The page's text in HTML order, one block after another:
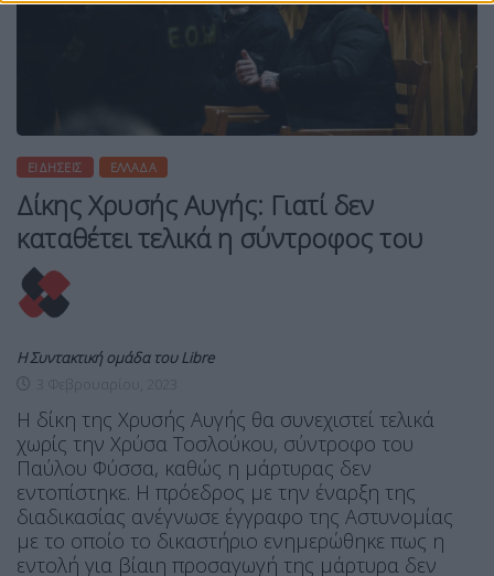
ΕΙΔΉΣΕΙΣ ΕΛΛΆΔΑ
Δίκης Χρυσής Αυγής: Γιατί δεν
καταθέτει τελικά η σύντροφος του
Η Συντακτική ομάδα του Libre
Η δίκη της Χρυσής Αυγής θα συνεχιστεί τελικά
χωρίς την Χρύσα Τοσλούκου, σύντροφο του
Παύλου Φύσσα, καθώς η μάρτυρας δεν
εντοπίστηκε. Η πρόεδρος με την έναρξη της
διαδικασίας ανέγνωσε έγγραφο της Αστυνομίας
με το οποίο το δικαστήριο ενημερώθηκε πως η
εντολή για βίαιη προσαγωγή της μάρτυρα δεν